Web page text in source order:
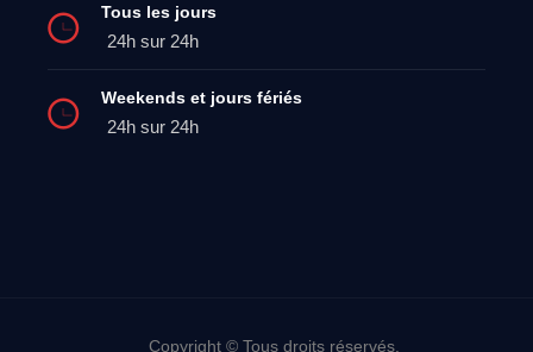
Tous les jours
24h sur 24h
Weekends et jours fériés
24h sur 24h
Copyright © Tous droits réservés.